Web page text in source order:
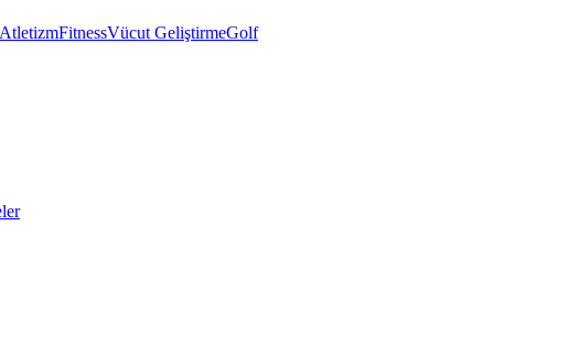
AtletizmFitnessVücut GeliştirmeGolf